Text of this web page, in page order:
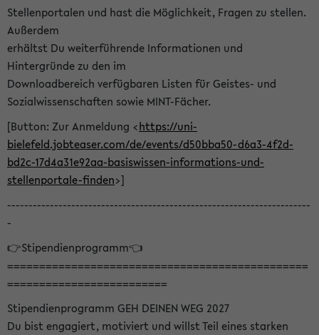
Stellenportalen und hast die Möglichkeit, Fragen zu stellen.
Außerdem
erhältst Du weiterführende Informationen und
Hintergründe zu den im
Downloadbereich verfügbaren Listen für Geistes- und
Sozialwissenschaften sowie MINT-Fächer.
[Button: Zur Anmeldung <https://uni-
bielefeld.jobteaser.com/de/events/d50bba50-d6a3-4f2d-
bd2c-17d4a31e92aa-basiswissen-informations-und-
stellenportale-finden>]
-----------------------------------------------------------------------
-
👉Stipendienprogramm👈
===============================================
=========================
Stipendienprogramm GEH DEINEN WEG 2027
Du bist engagiert, motiviert und willst Teil eines starken